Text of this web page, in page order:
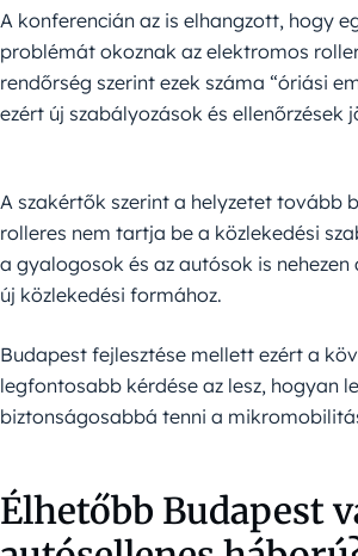
A konferencián az is elhangzott, hogy
problémát okoznak az elektromos
rendőrség szerint ezek száma “óriási
ezért új szabályozások és ellenőrzések
A szakértők szerint a helyzetet tovább
rolleres nem tartja be a közlekedési
a gyalogosok és az autósok is
új közlekedési formához.
Budapest fejlesztése mellett ezért a
legfontosabb kérdése az lesz, hogyan
biztonságosabbá tenni a
Élhetőbb Budapest